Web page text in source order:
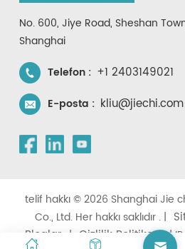
No. 600, Jiye Road, Sheshan
Shanghai
Telefon : +1 2403149021
E-posta : kliu@jiechi.com
telif hakkı © 2026 Shanghai Jie
Co., Ltd. Her hakkı saklıdır . |
Bloglar | Gizlilik Politikası |